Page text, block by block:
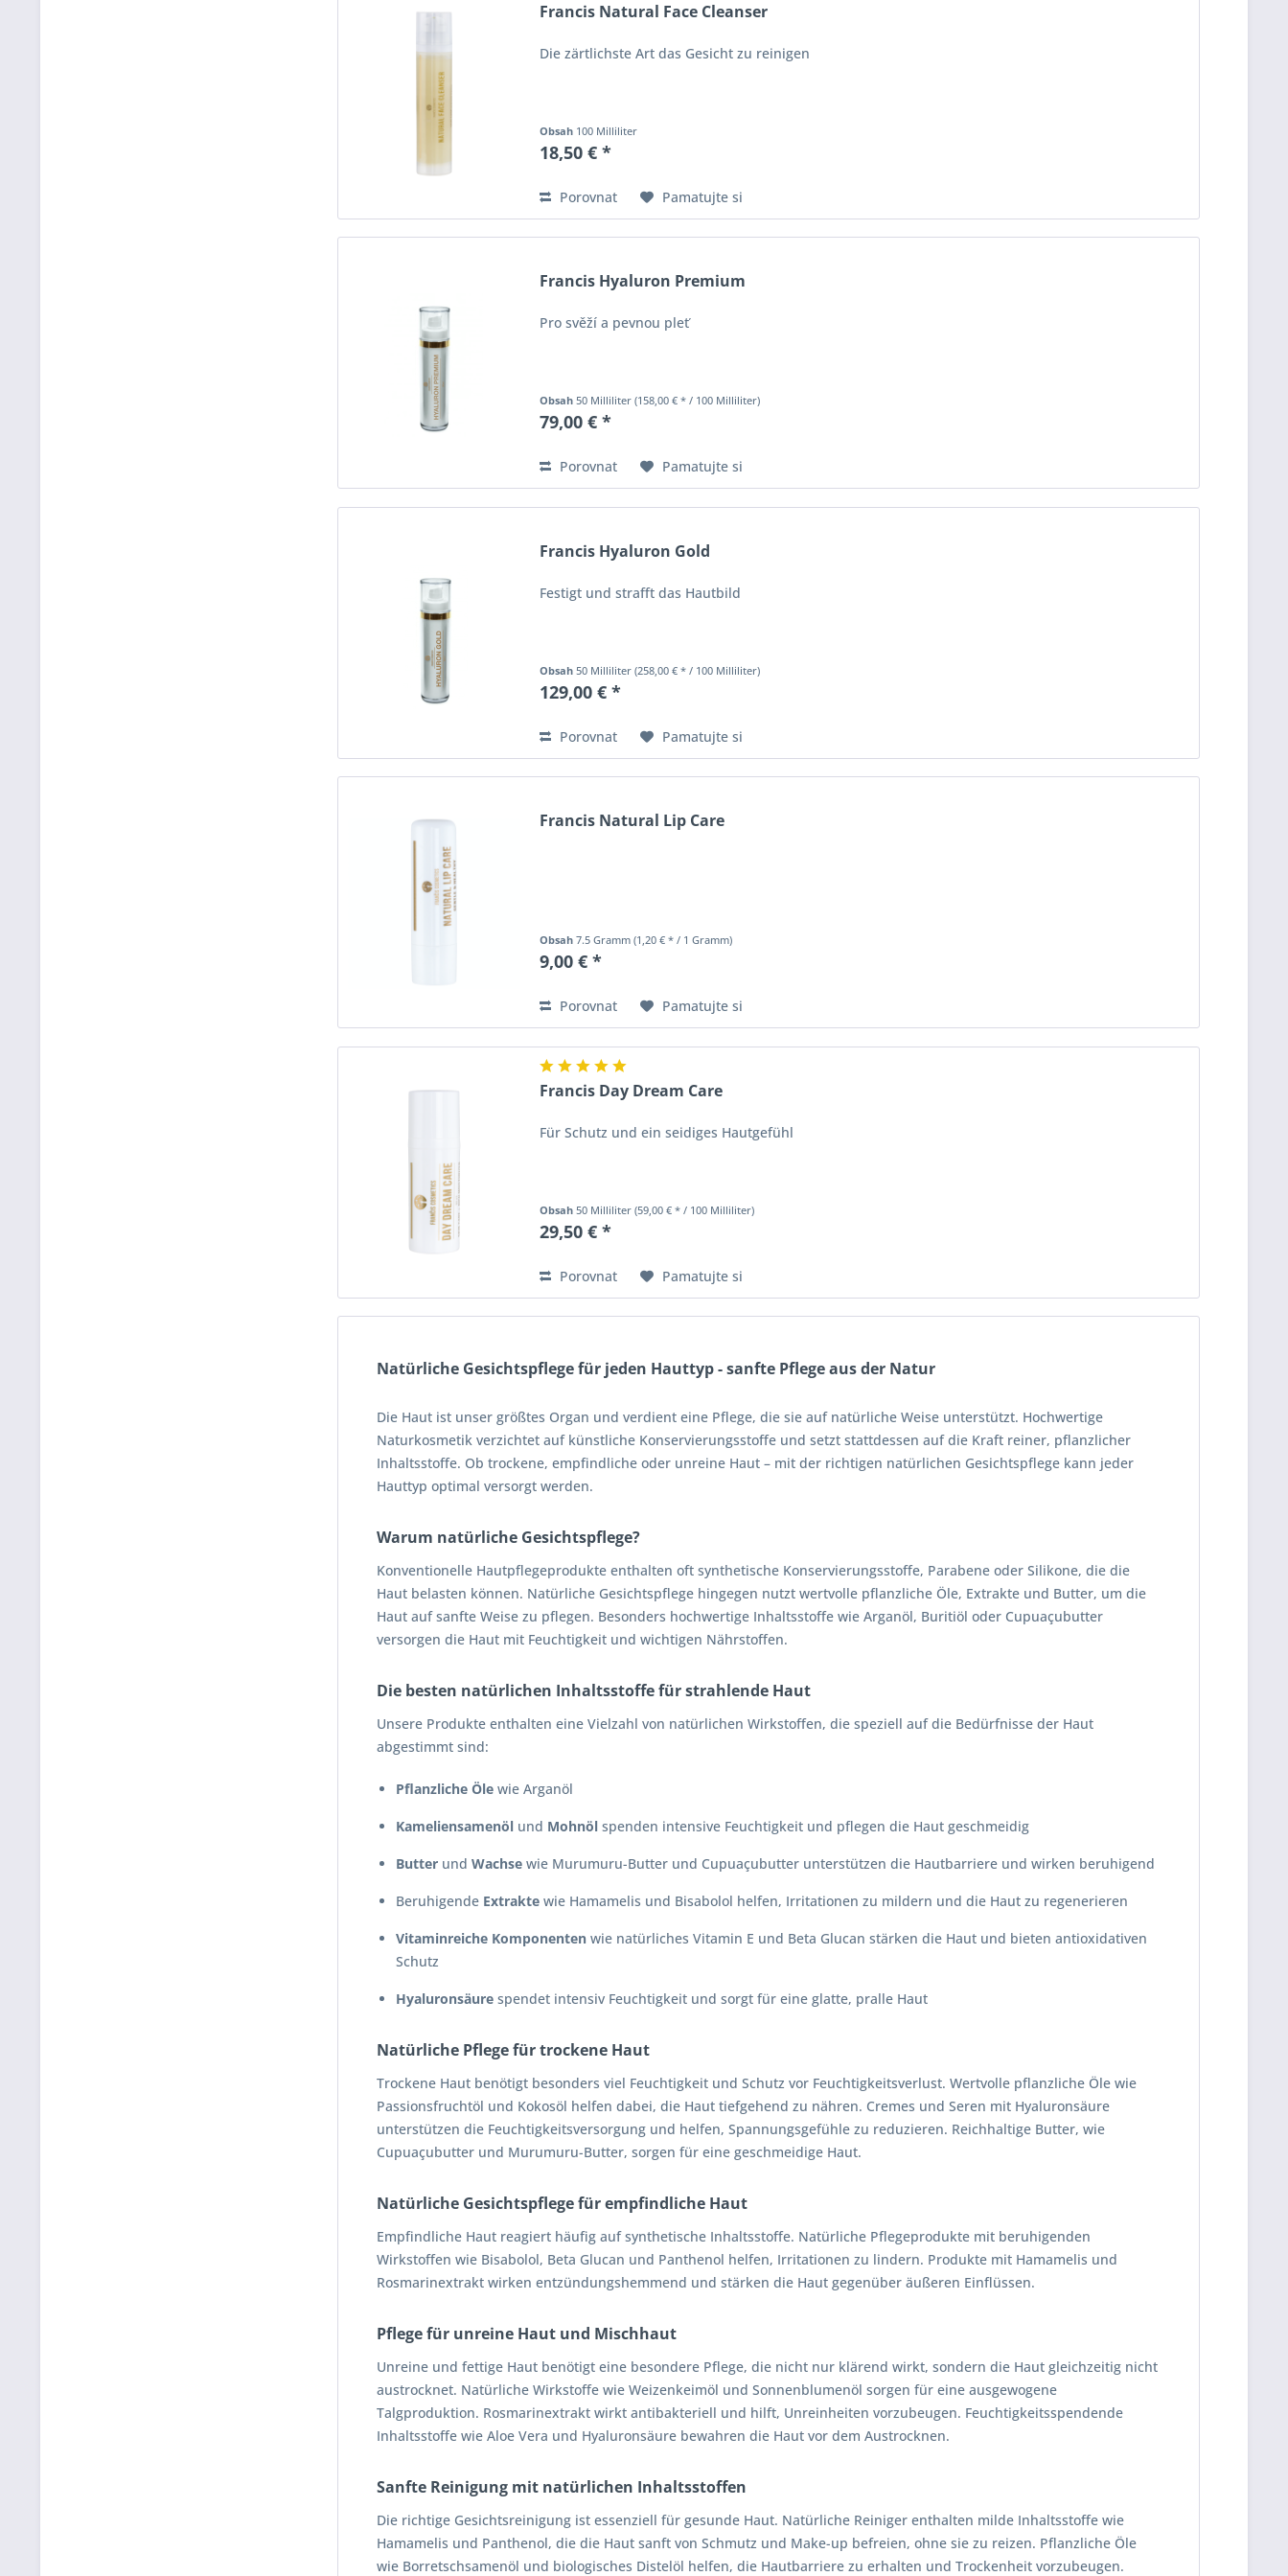
Francis Natural Face Cleanser
Die zärtlichste Art das Gesicht zu reinigen
Obsah 100 Milliliter
18,50 € *
Porovnat Pamatujte si
Francis Hyaluron Premium
Pro svěží a pevnou pleť
Obsah50 Milliliter(158,00 € * / 100 Milliliter)
79,00 € *
Porovnat Pamatujte si
Francis Hyaluron Gold
Festigt und strafft das Hautbild
Obsah 50 Milliliter(258,00 € * / 100 Milliliter)
129,00 € *
Porovnat Pamatujte si
Francis Natural Lip Care
Obsah7.5 Gramm(1,20 € * / 1 Gramm)
9,00 € *
Porovnat Pamatujte si
Francis Day Dream Care
Für Schutz und ein seidiges Hautgefühl
Obsah 50 Milliliter(59,00 € * / 100 Milliliter)
29,50 € *
Porovnat Pamatujte si
Natürliche Gesichtspflege für jeden Hauttyp - sanfte Pflege aus der Natur
Die Haut ist unser größtes Organ und verdient eine Pflege, die sie auf natürliche Weise unterstützt. Hochwertige
Naturkosmetik verzichtet auf künstliche Konservierungsstoffe und setzt stattdessen auf die Kraft reiner, pflanzlicher
Inhaltsstoffe. Ob trockene, empfindliche oder unreine Haut – mit der richtigen natürlichen Gesichtspflege kann jeder
Hauttyp optimal versorgt werden.
Warum natürliche Gesichtspflege?
Konventionelle Hautpflegeprodukte enthalten oft synthetische Konservierungsstoffe, Parabene oder Silikone, die die
Haut belasten können. Natürliche Gesichtspflege hingegen nutzt wertvolle pflanzliche Öle, Extrakte und Butter, um die
Haut auf sanfte Weise zu pflegen. Besonders hochwertige Inhaltsstoffe wie Arganöl, Buritiöl oder Cupuaçubutter
versorgen die Haut mit Feuchtigkeit und wichtigen Nährstoffen.
Die besten natürlichen Inhaltsstoffe für strahlende Haut
Unsere Produkte enthalten eine Vielzahl von natürlichen Wirkstoffen, die speziell auf die Bedürfnisse der Haut
abgestimmt sind:
Pflanzliche Öle wie Arganöl
Kameliensamenöl und Mohnöl spenden intensive Feuchtigkeit und pflegen die Haut geschmeidig
Butter und Wachse wie Murumuru-Butter und Cupuaçubutter unterstützen die Hautbarriere und wirken beruhigend
Beruhigende Extrakte wie Hamamelis und Bisabolol helfen, Irritationen zu mildern und die Haut zu regenerieren
Vitaminreiche Komponenten wie natürliches Vitamin E und Beta Glucan stärken die Haut und bieten antioxidativen
Schutz
Hyaluronsäure spendet intensiv Feuchtigkeit und sorgt für eine glatte, pralle Haut
Natürliche Pflege für trockene Haut
Trockene Haut benötigt besonders viel Feuchtigkeit und Schutz vor Feuchtigkeitsverlust. Wertvolle pflanzliche Öle wie
Passionsfruchtöl und Kokosöl helfen dabei, die Haut tiefgehend zu nähren. Cremes und Seren mit Hyaluronsäure
unterstützen die Feuchtigkeitsversorgung und helfen, Spannungsgefühle zu reduzieren. Reichhaltige Butter, wie
Cupuaçubutter und Murumuru-Butter, sorgen für eine geschmeidige Haut.
Natürliche Gesichtspflege für empfindliche Haut
Empfindliche Haut reagiert häufig auf synthetische Inhaltsstoffe. Natürliche Pflegeprodukte mit beruhigenden
Wirkstoffen wie Bisabolol, Beta Glucan und Panthenol helfen, Irritationen zu lindern. Produkte mit Hamamelis und
Rosmarinextrakt wirken entzündungshemmend und stärken die Haut gegenüber äußeren Einflüssen.
Pflege für unreine Haut und Mischhaut
Unreine und fettige Haut benötigt eine besondere Pflege, die nicht nur klärend wirkt, sondern die Haut gleichzeitig nicht
austrocknet. Natürliche Wirkstoffe wie Weizenkeimöl und Sonnenblumenöl sorgen für eine ausgewogene
Talgproduktion. Rosmarinextrakt wirkt antibakteriell und hilft, Unreinheiten vorzubeugen. Feuchtigkeitsspendende
Inhaltsstoffe wie Aloe Vera und Hyaluronsäure bewahren die Haut vor dem Austrocknen.
Sanfte Reinigung mit natürlichen Inhaltsstoffen
Die richtige Gesichtsreinigung ist essenziell für gesunde Haut. Natürliche Reiniger enthalten milde Inhaltsstoffe wie
Hamamelis und Panthenol, die die Haut sanft von Schmutz und Make-up befreien, ohne sie zu reizen. Pflanzliche Öle
wie Borretschsamenöl und biologisches Distelöl helfen, die Hautbarriere zu erhalten und Trockenheit vorzubeugen.